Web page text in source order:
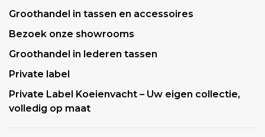
Groothandel in tassen en accessoires
Bezoek onze showrooms
Groothandel in lederen tassen
Private label
Private Label Koeienvacht – Uw eigen collectie,
volledig op maat